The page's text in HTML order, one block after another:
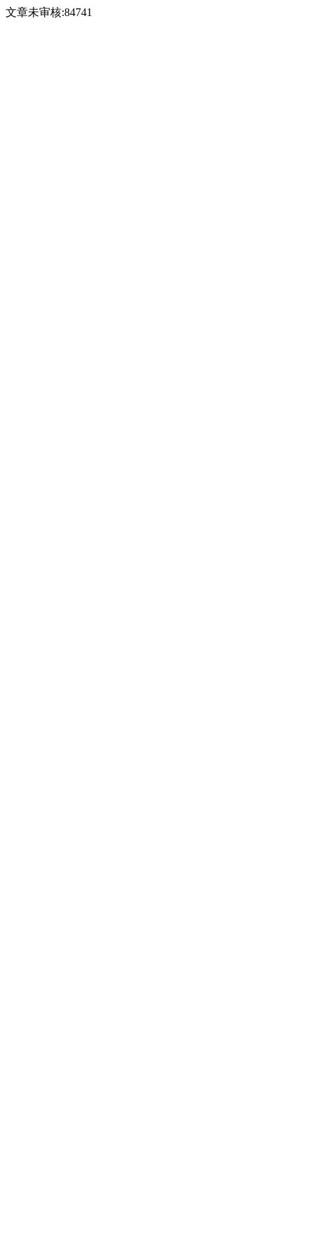
文章未审核:84741